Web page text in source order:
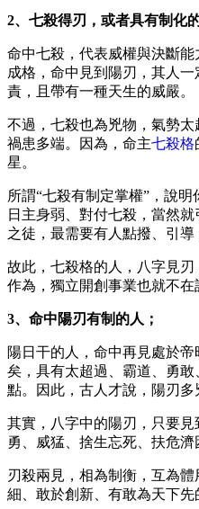
2、七殺得刃，或者具有制化
命中七殺，代表威權與決斷
成格，命中見到陽刃，其人
責，且帶有一種天生的威嚴。
不過，七殺也為兇物，氣勢
禍患多端。因為，命主七殺格
星。
所謂“七殺有制定掌權”，說
日主身弱、對付七殺，當然
之徒，最需要有人點撥、引導
故此，七殺格的人，八字見
作為，獨立開創事業也就不在
3、命中陽刃有制的人；
陽日干的人，命中再見處於
矣，具有太超過、霸道、勇
點。因此，古人才說，陽刃多
其實，八字中的陽刃，只要
勇、威猛、捨生忘死、扶危濟
刃殺兩見，相為制衡，互為
細、敢於創新、有敢為天下先